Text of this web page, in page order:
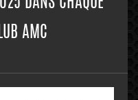
DANS CHAQUE
AMC